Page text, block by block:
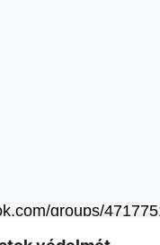
groups/